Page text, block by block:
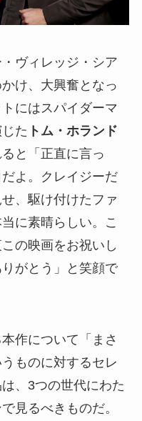
ヴィレッジ・シア
け、大興奮となっ
にはスパイダーマ
た トム・ホランド
と「正直に言っ
よ。クレイジーだ
、駆け付けたファ
に素晴らしい。こ
の映画をお祝いし
がとう」と笑顔で
作について「まさ
ものに対するセレ
、3つの世代にわた
見るべきものだ。